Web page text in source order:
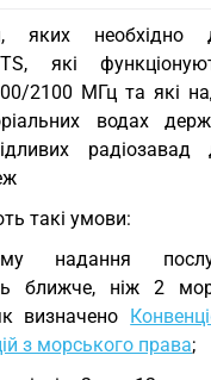
яких необхідно
які
2100 МГц та які
водах
такі умови:
надання
ближче, ніж 2
визначено
з морського права;